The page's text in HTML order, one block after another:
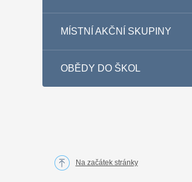
MÍSTNÍ AKČNÍ SKUPINY
OBĚDY DO ŠKOL
Na začátek stránky